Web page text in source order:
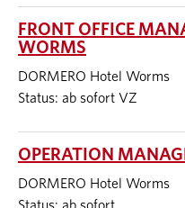
FRONT OFFICE
WORMS
DORMERO Hotel Worms
Status: ab sofort VZ
OPERATION
DORMERO Hotel Worms